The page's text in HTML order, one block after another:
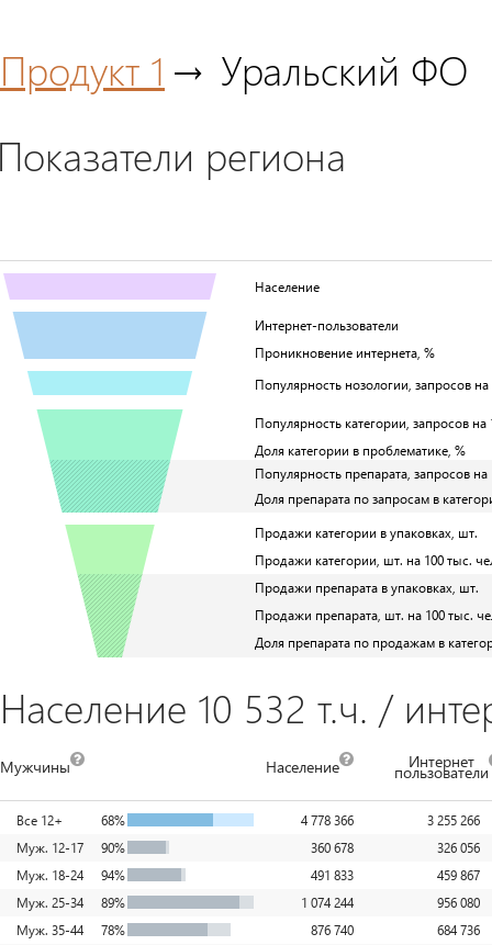
Продукт 1
Уральский ФО
региона
Население
Интернет-пользователи
Проникновение интернета, %
Популярность нозологии, запросов на
Популярность категории, запросов на
Доля категории в проблематике, %
Популярность препарата, запросов на
Доля препарата по запросам в
Продажи категории в упаковках, шт.
Продажи категории, шт. на 100 тыс.
Продажи препарата в упаковках, шт.
Продажи препарата, шт. на 100 тыс.
Доля препарата по продажам в
Население 10 532 т.ч. /
Мужчины Население Интернет
пользователи
Все 12+ 68% 4 778 366
3 255 266
Муж. 12-17
90% 360 678
326 056
Муж. 18-24
94% 491 833
459 867
Муж. 25-34
89% 1 074 244
956 080
Муж. 35-44
78% 876 740
684 736